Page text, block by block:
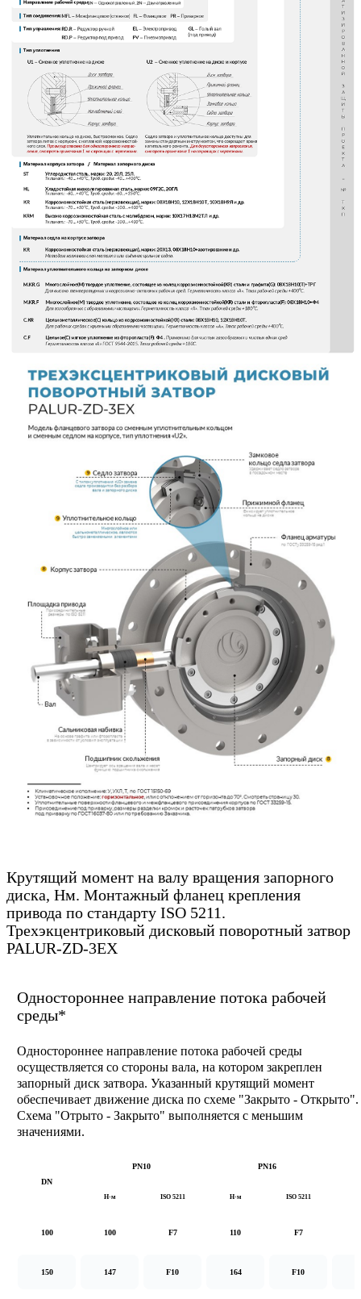
Крутящий момент на валу вращения запорного
диска, Нм. Монтажный фланец крепления
привода по стандарту ISO 5211.
Трехэкцентриковый дисковый поворотный затвор
PALUR-ZD-3EX
Одностороннее направление потока рабочей
среды*
Одностороннее направление потока рабочей среды
осуществляется со стороны вала, на котором закреплен
запорный диск затвора. Указанный крутящий момент
обеспечивает движение диска по схеме "Закрыто - Открыто".
Схема "Отрыто - Закрыто" выполняется с меньшим
значениями.
DN
PN10 PN16
Н·м ISO 5211 Н·м ISO 5211
100 100 F7 110 F7
150 147 F10 164 F10